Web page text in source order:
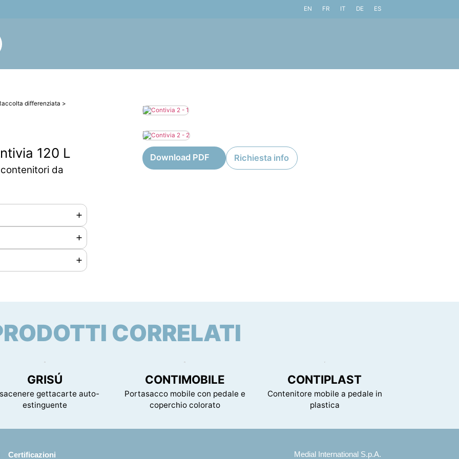
EN FR IT DE ES
differenziata >
120 L
da
per questo
Download PDF Richiesta info
CORRELATI
GRISÚ
gettacarte auto-
estinguente
CONTIMOBILE
Portasacco mobile con pedale e
coperchio colorato
CONTIPLAST
Contenitore mobile a pedale in
plastica
Certificazioni Medial International S.p.A.